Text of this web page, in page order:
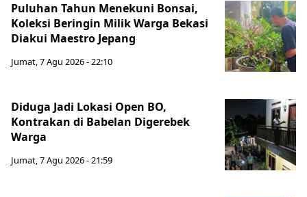
Puluhan Tahun Menekuni Bonsai,
Koleksi Beringin Milik Warga Bekasi
Diakui Maestro Jepang
Jumat, 7 Agu 2026 - 22:10
Diduga Jadi Lokasi Open BO,
Kontrakan di Babelan Digerebek
Warga
Jumat, 7 Agu 2026 - 21:59